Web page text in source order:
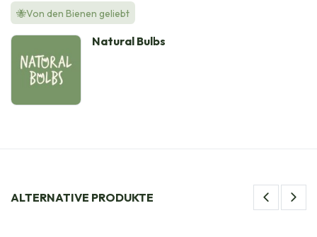
🐝Von den Bienen geliebt
Natural Bulbs
ALTERNATIVE PRODUKTE